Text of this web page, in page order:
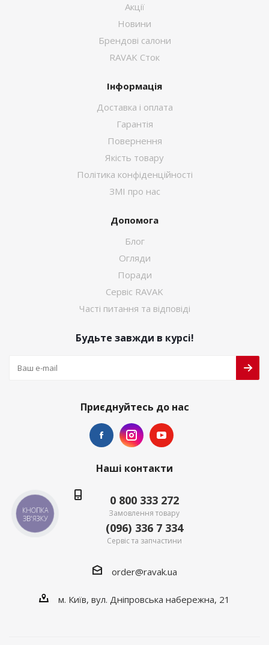
Акції
Новини
Брендові салони
RAVAK Сток
Інформація
Доставка і оплата
Гарантія
Повернення
Якість товару
Політика конфіденційності
ЗМІ про нас
Допомога
Блог
Огляди
Поради
Сервіс RAVAK
Часті питання та відповіді
Будьте завжди в курсі!
Приєднуйтесь до нас
Наші контакти
0 800 333 272
Замовлення товару
(096) 336 7 334
Сервіс та запчастини
order@ravak.ua
м. Київ, вул. Дніпровська набережна, 21
КНОПКА
ЗВ'ЯЗКУ